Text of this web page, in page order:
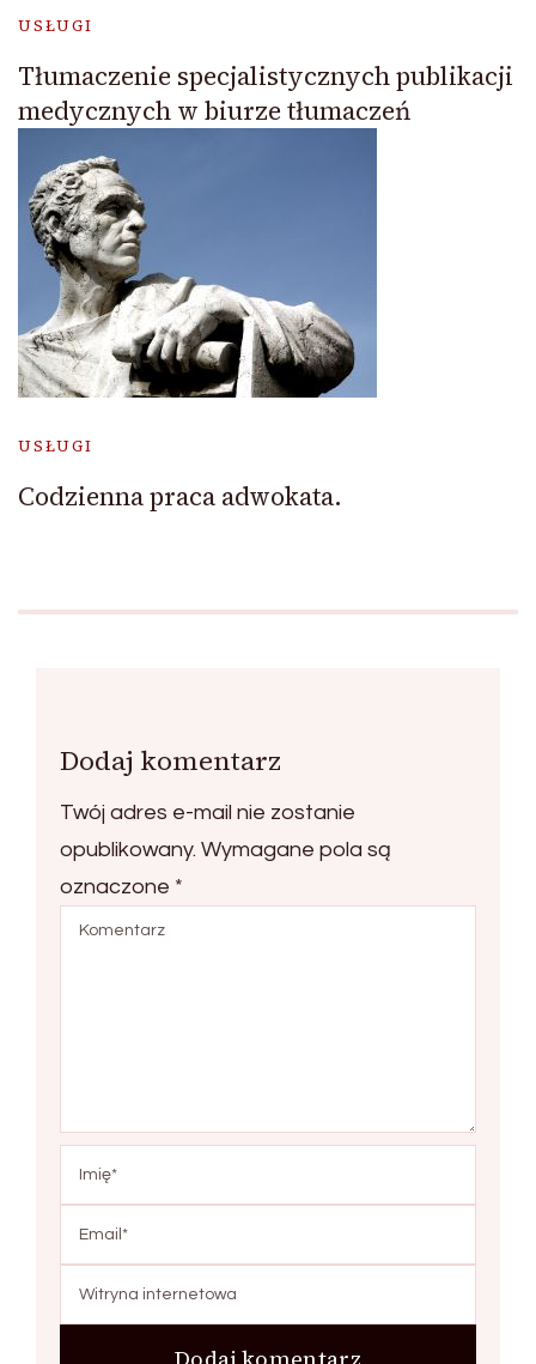
USŁUGI
Tłumaczenie specjalistycznych publikacji
medycznych w biurze tłumaczeń
USŁUGI
Codzienna praca adwokata.
Dodaj komentarz
Twój adres e-mail nie zostanie
opublikowany. Wymagane pola są
oznaczone *